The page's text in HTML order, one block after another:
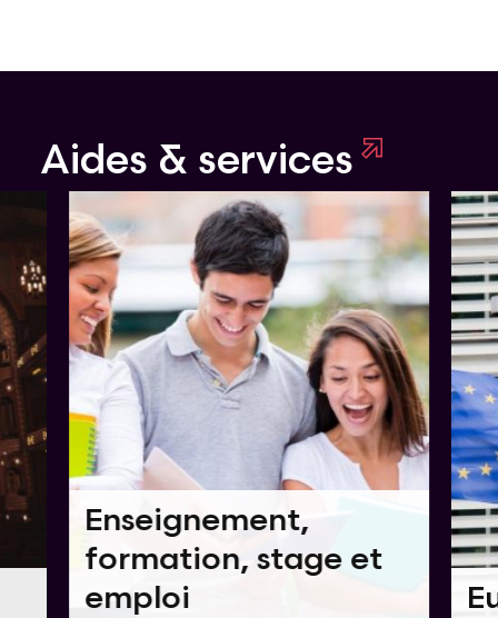
Aides & services
Enseignement,
formation, stage et
emploi